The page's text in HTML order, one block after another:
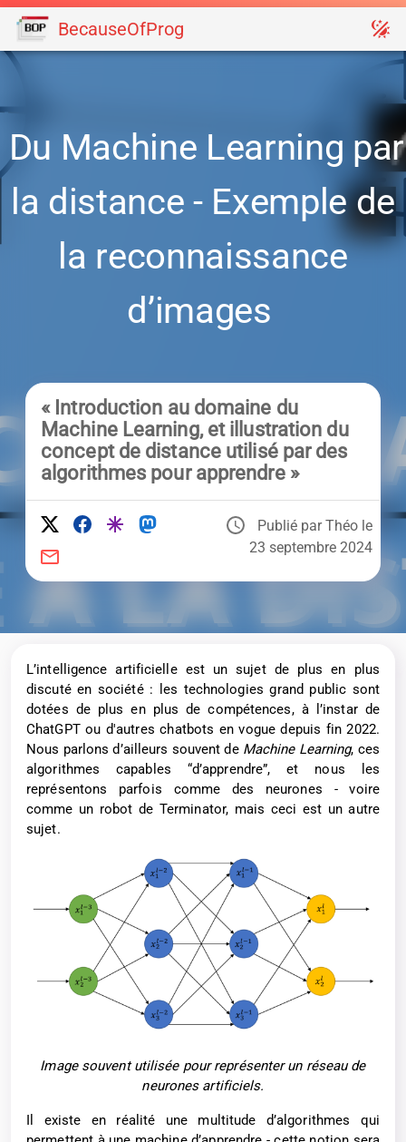
BecauseOfProg
Du Machine Learning par
la distance - Exemple de
la reconnaissance
d’images
« Introduction au domaine du
Machine Learning, et illustration du
concept de distance utilisé par des
algorithmes pour apprendre »
Publié par Théo le
23 septembre 2024
L’intelligence artificielle est un sujet de plus en plus
discuté en société : les technologies grand public sont
dotées de plus en plus de compétences, à l’instar de
ChatGPT ou d'autres chatbots en vogue depuis fin 2022.
Nous parlons d’ailleurs souvent de Machine Learning, ces
algorithmes capables “d’apprendre”, et nous les
représentons parfois comme des neurones - voire
comme un robot de Terminator, mais ceci est un autre
sujet.
Image souvent utilisée pour représenter un réseau de
neurones artificiels.
Il existe en réalité une multitude d’algorithmes qui